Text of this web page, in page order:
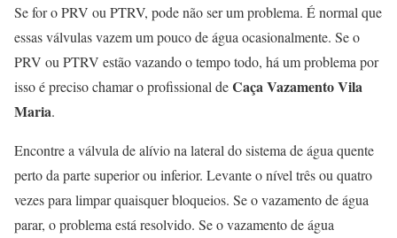
Se for o PRV ou PTRV, pode não ser um problema. É normal que
essas válvulas vazem um pouco de água ocasionalmente. Se o
PRV ou PTRV estão vazando o tempo todo, há um problema por
isso é preciso chamar o profissional deCaça Vazamento Vila
Maria.
Encontre a válvula de alívio na lateral do sistema de água quente
perto da parte superior ou inferior. Levante o nível três ou quatro
vezes para limpar quaisquer bloqueios. Se o vazamento de água
parar, o problema está resolvido. Se o vazamento de água